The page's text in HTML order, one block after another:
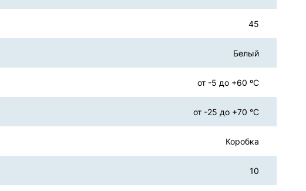
45
Белый
от -5 до +60 ºС
от -25 до +70 °С
Коробка
10